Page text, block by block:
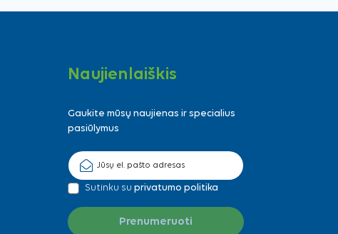
Naujienlaiškis
Gaukite mūsų naujienas ir specialius
pasiūlymus
Sutinku su privatumo politika